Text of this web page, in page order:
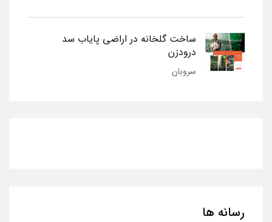
ساخت گلخانه در اراضی پایاب سد
درودزن
سروبان
رسانه ها